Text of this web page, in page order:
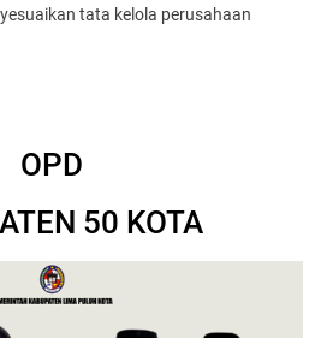
tata kelola perusahaan
OPD
50 KOTA